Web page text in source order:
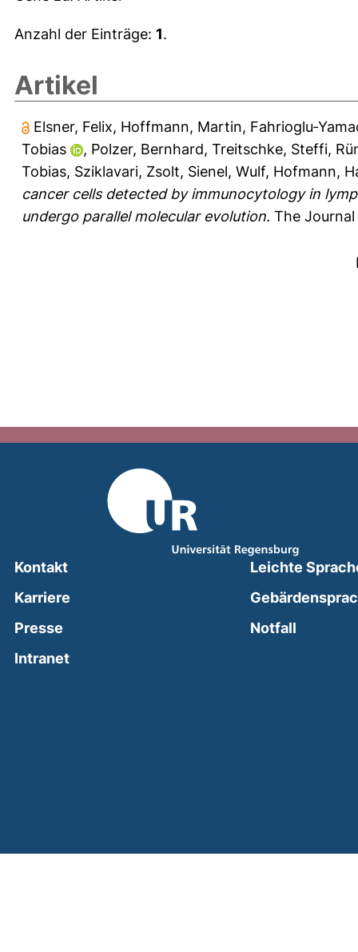
Anzahl der Einträge: 1.
Artikel
Elsner, Felix, Hoffmann, Martin,
Tobias
, Polzer, Bernhard, Treitschke, Steffi,
Tobias, Sziklavari, Zsolt, Sienel, Wulf, Hofmann,
cancer cells detected by immunocytology in
undergo parallel molecular evolution. The
Kontakt
Karriere
Presse
Intranet(external link, opens in a new window)
Leichte
Notfall